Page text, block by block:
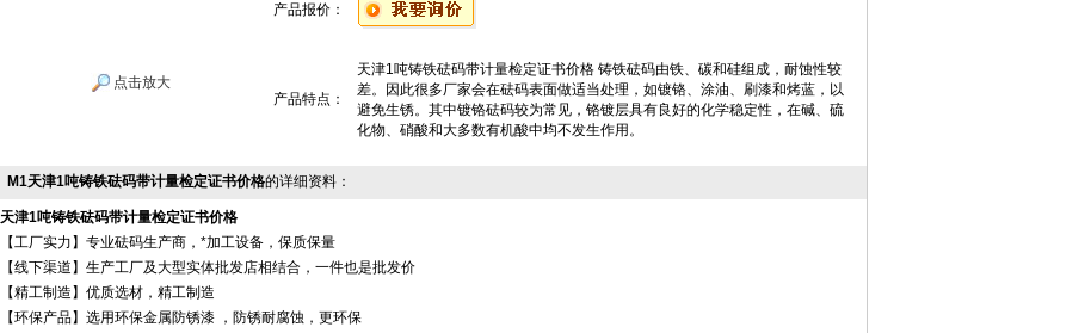
点击放大
产品报价：
产品特点：
天津1吨铸铁砝码带计量检定证书价格 铸铁砝码由铁、碳和硅组成，耐蚀性较
差。因此很多厂家会在砝码表面做适当处理，如镀铬、涂油、刷漆和烤蓝，以
避免生锈。其中镀铬砝码较为常见，铬镀层具有良好的化学稳定性，在碱、硫
化物、硝酸和大多数有机酸中均不发生作用。
M1天津1吨铸铁砝码带计量检定证书价格的详细资料：
天津1吨铸铁砝码带计量检定证书价格
【工厂实力】专业砝码生产商，*加工设备，保质保量
【线下渠道】生产工厂及大型实体批发店相结合，一件也是批发价
【精工制造】优质选材，精工制造
【环保产品】选用环保金属防锈漆 ，防锈耐腐蚀，更环保